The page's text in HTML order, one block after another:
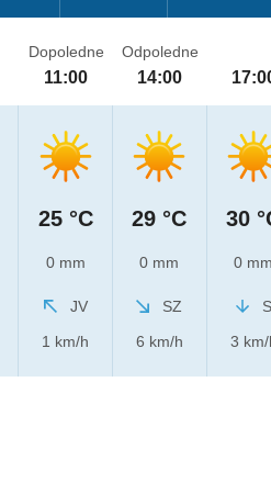
Dopoledne
11:00
25 °C
0 mm
JV
1 km/h
Odpoledne
14:00
29 °C
0 mm
SZ
6 km/h
30
0 mm
S
3 km/